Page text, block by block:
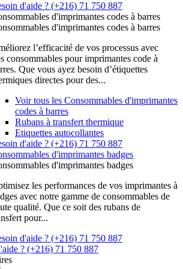
d'aide ? (+216) 71 750 887
d'imprimantes codes à barres
d'imprimantes codes à barres
l’efficacité de vos processus avec
consommables pour imprimantes code à
Que vous ayez besoin d’étiquettes
directes pour des...
Voir tous les Consommables d'imprimantes
codes à barres
Rubans à transfert thermique
Etiquettes autocollantes
d'aide ? (+216) 71 750 887
d'imprimantes badges
d'imprimantes badges
les performances de vos imprimantes à
avec notre gamme de consommables de
qualité. Que ce soit des rubans de
pour...
d'aide ? (+216) 71 750 887
? (+216) 71 750 887